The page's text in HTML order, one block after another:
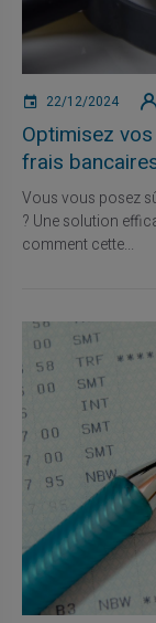
22/12/2024
Optimisez
frais
Vous vous posez
? Une solution
comment cette...